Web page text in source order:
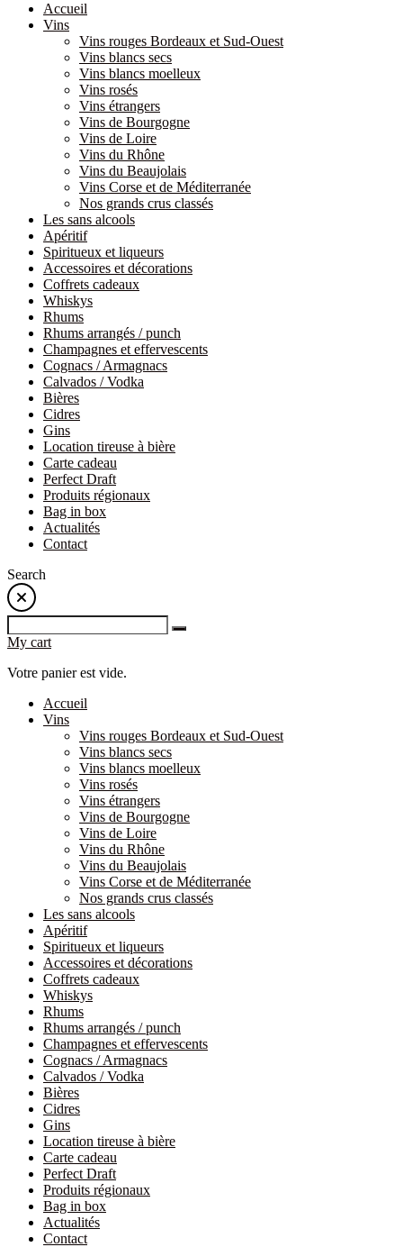
Accueil
Vins
Vins rouges Bordeaux et Sud-Ouest
Vins blancs secs
Vins blancs moelleux
Vins rosés
Vins étrangers
Vins de Bourgogne
Vins de Loire
Vins du Rhône
Vins du Beaujolais
Vins Corse et de Méditerranée
Nos grands crus classés
Les sans alcools
Apéritif
Spiritueux et liqueurs
Accessoires et décorations
Coffrets cadeaux
Whiskys
Rhums
Rhums arrangés / punch
Champagnes et effervescents
Cognacs / Armagnacs
Calvados / Vodka
Bières
Cidres
Gins
Location tireuse à bière
Carte cadeau
Perfect Draft
Produits régionaux
Bag in box
Actualités
Contact
Search
My cart
Votre panier est vide.
Accueil
Vins
Vins rouges Bordeaux et Sud-Ouest
Vins blancs secs
Vins blancs moelleux
Vins rosés
Vins étrangers
Vins de Bourgogne
Vins de Loire
Vins du Rhône
Vins du Beaujolais
Vins Corse et de Méditerranée
Nos grands crus classés
Les sans alcools
Apéritif
Spiritueux et liqueurs
Accessoires et décorations
Coffrets cadeaux
Whiskys
Rhums
Rhums arrangés / punch
Champagnes et effervescents
Cognacs / Armagnacs
Calvados / Vodka
Bières
Cidres
Gins
Location tireuse à bière
Carte cadeau
Perfect Draft
Produits régionaux
Bag in box
Actualités
Contact